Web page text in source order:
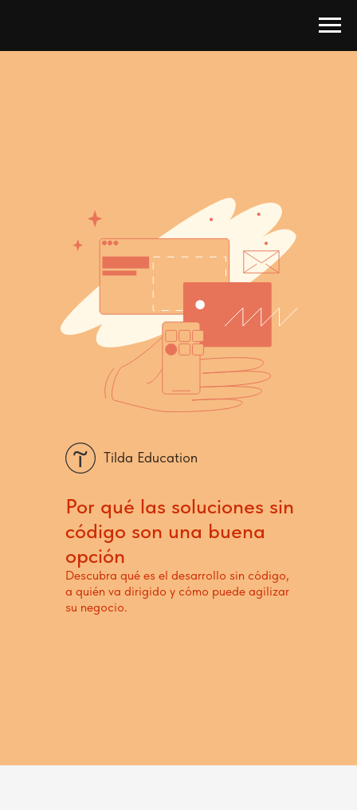
Por qué las soluciones sin
código son una buena
opción
Descubra qué es el desarrollo sin código,
a quién va dirigido y cómo puede agilizar
su negocio.
Tilda Education